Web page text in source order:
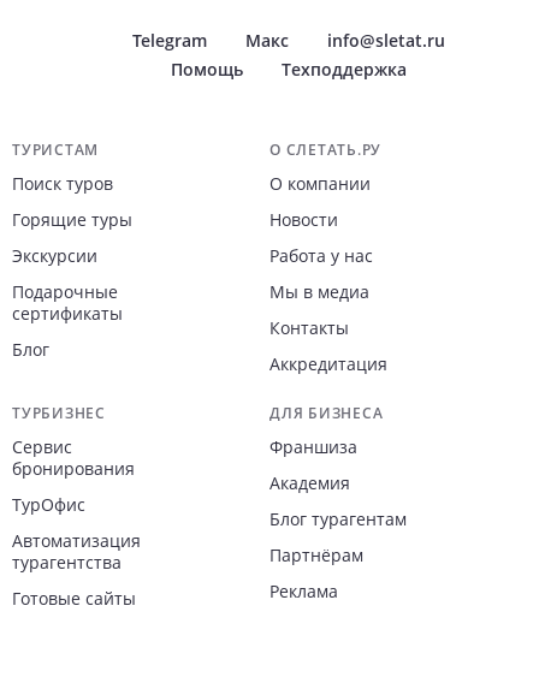
Telegram Макс
info@sletat.ru
Помощь
Техподдержка
Навигация по сайту
ТУРИСТАМ
Поиск туров
Горящие туры
Экскурсии
Подарочные
сертификаты
Блог
О СЛЕТАТЬ.РУ
О компании
Новости
Работа у нас
Мы в медиа
Контакты
Аккредитация
ТУРБИЗНЕС
Сервис
бронирования
ТурОфис
Автоматизация
турагентства
Готовые сайты
ДЛЯ БИЗНЕСА
Франшиза
Академия
Блог турагентам
Партнёрам
Реклама